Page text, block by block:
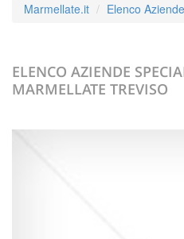
Marmellate.it Elenco
ELENCO AZIENDE
MARMELLATE TREVISO